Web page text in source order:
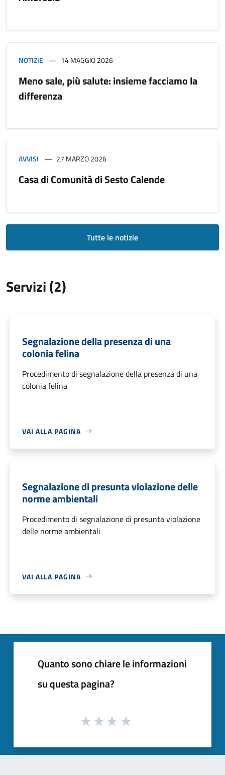
NOTIZIE 14 MAGGIO 2026
Meno sale, più salute: insieme facciamo la
differenza
AVVISI 27 MARZO 2026
Casa di Comunità di Sesto Calende
Tutte le notizie
Servizi (2)
Segnalazione della presenza di una
colonia felina
Procedimento di segnalazione della presenza di una
colonia felina
VAI ALLA PAGINA
Segnalazione di presunta violazione delle
norme ambientali
Procedimento di segnalazione di presunta violazione
delle norme ambientali
VAI ALLA PAGINA
Quanto sono chiare le informazioni
su questa pagina?